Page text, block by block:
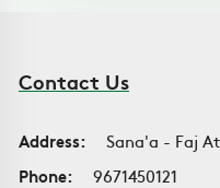
Contact Us
Address:
Sana'a - Faj
Phone:
9671450121